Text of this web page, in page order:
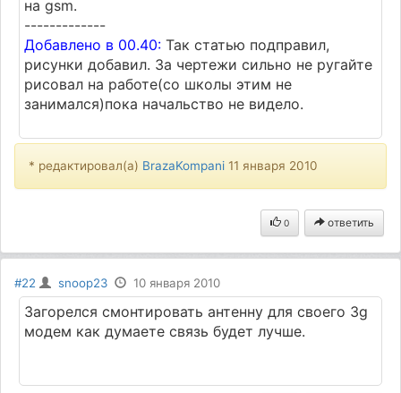
на gsm.
-------------
Добавлено в 00.40: Так статью подправил,
рисунки добавил. За чертежи сильно не ругайте
рисовал на работе(со школы этим не
занимался)пока начальство не видело.
* редактировал(а) BrazaKompani 11 января 2010
0 ответить
#22 snoop23 10 января 2010
Загорелся смонтировать антенну для своего 3g
модем как думаете связь будет лучше.